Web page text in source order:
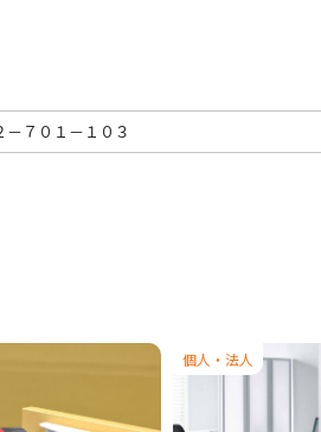
７０１－１０３
個人・法人